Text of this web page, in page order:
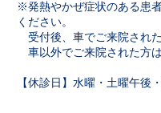
※発熱やかぜ症状のある患
ください。
受付後、車でご来院され
車以外でご来院された方
【休診日】水曜・土曜午後